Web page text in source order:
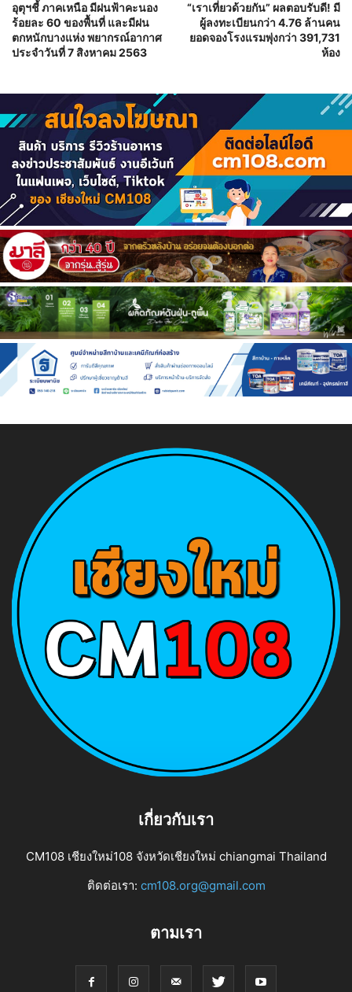
อุตุฯชี้ ภาคเหนือ มีฝนฟ้าคะนอง
ร้อยละ 60 ของพื้นที่ และมีฝน
ตกหนักบางแห่ง พยากรณ์อากาศ
ประจำวันที่ 7 สิงหาคม 2563
“เราเที่ยวด้วยกัน” ผลตอบรับดี! มี
ผู้ลงทะเบียนกว่า 4.76 ล้านคน
ยอดจองโรงแรมพุ่งกว่า 391,731
ห้อง
เกี่ยวกับเรา
CM108 เชียงใหม่108 จังหวัดเชียงใหม่ chiangmai Thailand
ติดต่อเรา: cm108.org@gmail.com
ตามเรา